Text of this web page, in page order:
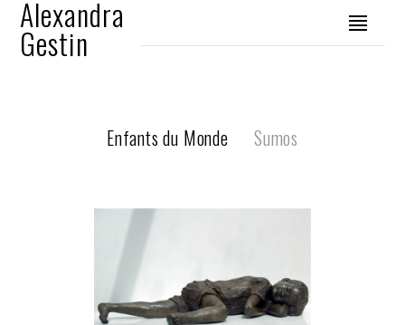
Alexandra
Gestin
Enfants du Monde Sumos